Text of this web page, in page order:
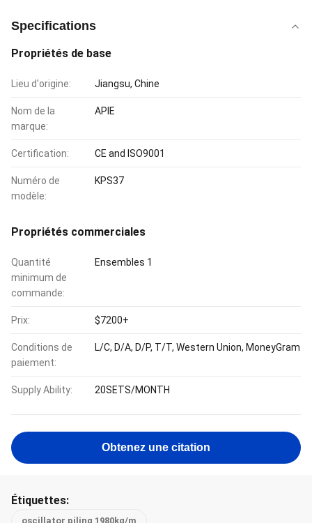
Specifications
Propriétés de base
Lieu d'origine: Jiangsu, Chine
Nom de la
marque:
APIE
Certification: CE and ISO9001
Numéro de
modèle:
KPS37
Propriétés commerciales
Quantité
minimum de
commande:
Ensembles 1
Prix: $7200+
Conditions de
paiement:
L/C, D/A, D/P, T/T, Western Union, MoneyGram
Supply Ability: 20SETS/MONTH
Obtenez une citation
Étiquettes:
oscillator piling 1980kg/m